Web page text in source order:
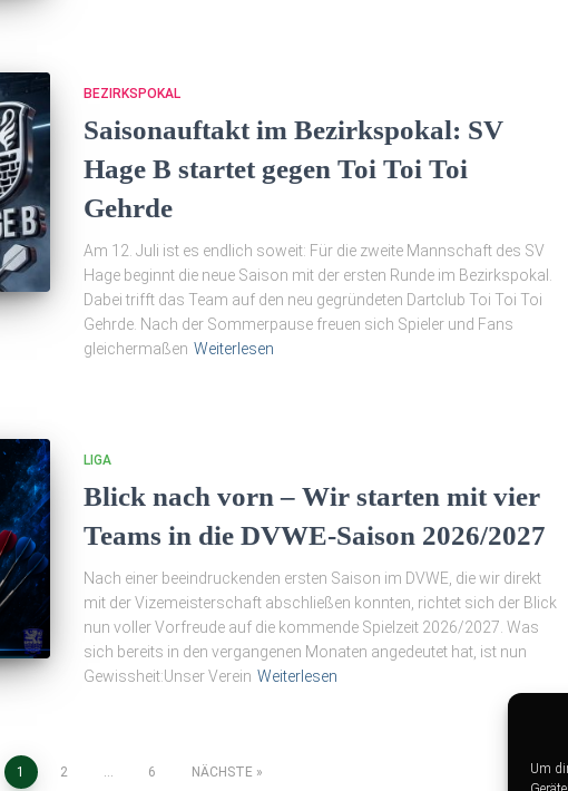
Um
BEZIRKSPOKAL
Saisonauftakt im Bezirkspokal: SV
Hage B startet gegen Toi Toi Toi
Gehrde
Am 12. Juli ist es endlich soweit: Für die zweite Mannschaft des SV
Hage beginnt die neue Saison mit der ersten Runde im Bezirkspokal.
Dabei trifft das Team auf den neu gegründeten Dartclub Toi Toi Toi
Gehrde. Nach der Sommerpause freuen sich Spieler und Fans
gleichermaßen Weiterlesen
LIGA
Blick nach vorn – Wir starten mit vier
Teams in die DVWE-Saison 2026/2027
Nach einer beeindruckenden ersten Saison im DVWE, die wir direkt
mit der Vizemeisterschaft abschließen konnten, richtet sich der Blick
nun voller Vorfreude auf die kommende Spielzeit 2026/2027. Was
sich bereits in den vergangenen Monaten angedeutet hat, ist nun
Gewissheit:Unser Verein Weiterlesen
1 2 … 6 NÄCHSTE